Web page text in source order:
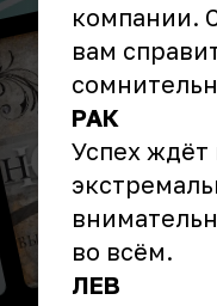
компании.
вам
РАК
Успех ждёт
во всём.
ЛЕВ